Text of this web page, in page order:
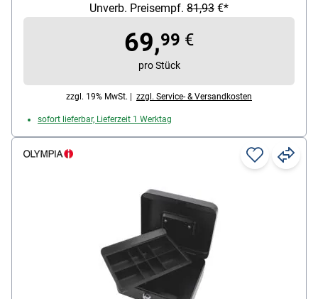
Unverb. Preisempf. 81,93 €*
69,99 €
pro Stück
zzgl. 19% MwSt. | zzgl. Service- & Versandkosten
sofort lieferbar, Lieferzeit 1 Werktag